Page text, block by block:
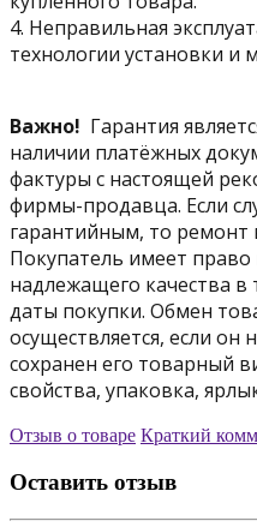
4. Неправильная
технологии установки и
Важно! Гарантия
наличии платёжных
фактуры с настоящей
фирмы-продавца. Если
гарантийным, то ремонт
Покупатель имеет
надлежащего качества в
даты покупки. Обмен
осуществляется, если он
сохранен его товарный
свойства, упаковка,
Отзыв о товаре Краткий
Оставить отзыв